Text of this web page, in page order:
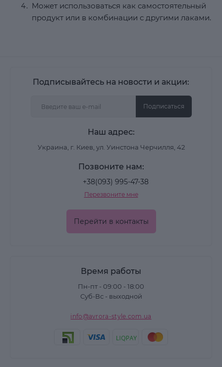
Может использоваться как самостоятельный
продукт или в комбинации с другими лаками.
Подписывайтесь на новости и акции:
Подписаться
Наш адрес:
Украина, г. Киев, ул. Уинстона Черчилля, 42
Позвоните нам:
+38(093) 995-47-38
Перезвоните мне
Перейти в контакты
Время работы
Пн-пт - 09:00 - 18:00
Суб-Вс - выходной
info@avrora-style.com.ua